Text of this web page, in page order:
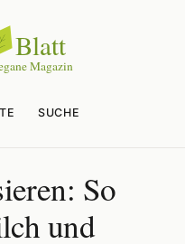
SUCHE
So
und